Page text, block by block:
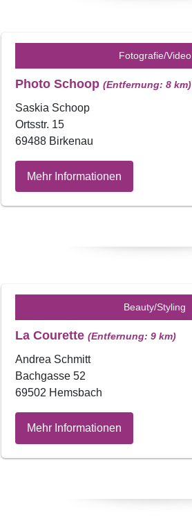
Fotografie/Video
Photo Schoop (Entfernung: 8 km)
Saskia Schoop
Ortsstr. 15
69488 Birkenau
Mehr Informationen
Beauty/Styling
La Courette (Entfernung: 9 km)
Andrea Schmitt
Bachgasse 52
69502 Hemsbach
Mehr Informationen